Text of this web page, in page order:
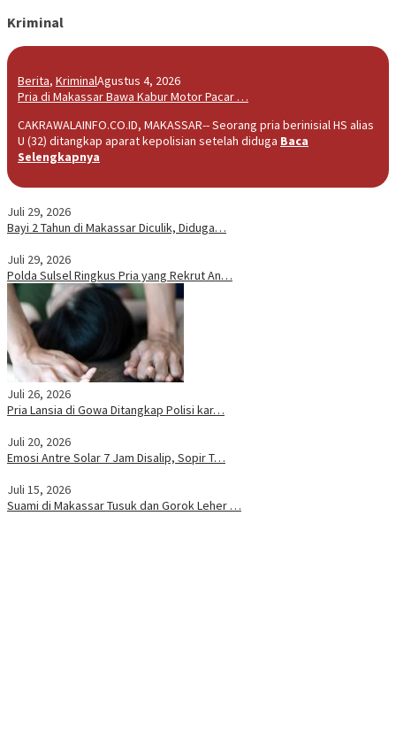
Kriminal
Berita, KriminalAgustus 4, 2026
Pria di Makassar Bawa Kabur Motor Pacar …
CAKRAWALAINFO.CO.ID, MAKASSAR-- Seorang pria berinisial HS alias
U (32) ditangkap aparat kepolisian setelah diduga Baca
Selengkapnya
Juli 29, 2026
Bayi 2 Tahun di Makassar Diculik, Diduga…
Juli 29, 2026
Polda Sulsel Ringkus Pria yang Rekrut An…
Juli 26, 2026
Pria Lansia di Gowa Ditangkap Polisi kar…
Juli 20, 2026
Emosi Antre Solar 7 Jam Disalip, Sopir T…
Juli 15, 2026
Suami di Makassar Tusuk dan Gorok Leher …